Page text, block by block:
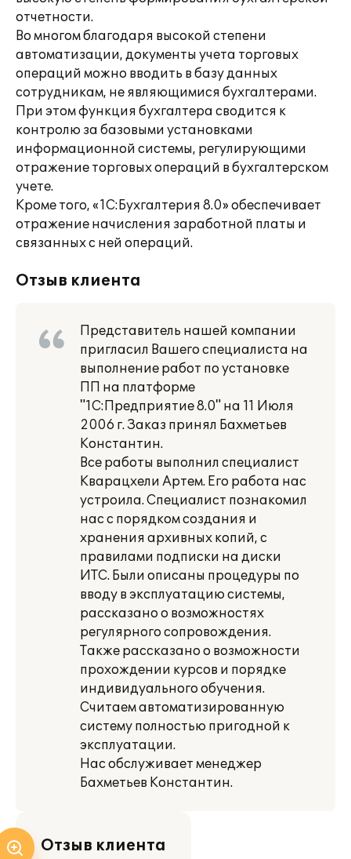
отчетности.
Во многом благодаря высокой степени
автоматизации, документы учета торговых
операций можно вводить в базу данных
сотрудникам, не являющимися бухгалтерами.
При этом функция бухгалтера сводится к
контролю за базовыми установками
информационной системы, регулирующими
отражение торговых операций в бухгалтерском
учете.
Кроме того, «1С:Бухгалтерия 8.0» обеспечивает
отражение начисления заработной платы и
связанных с ней операций.
Отзыв клиента
Представитель нашей компании
пригласил Вашего специалиста на
выполнение работ по установке
ПП на платформе
"1С:Предприятие 8.0" на 11 Июля
2006 г. Заказ принял Бахметьев
Константин.
Все работы выполнил специалист
Кварацхели Артем. Его работа нас
устроила. Специалист познакомил
нас с порядком создания и
хранения архивных копий, с
правилами подписки на диски
ИТС. Были описаны процедуры по
вводу в эксплуатацию системы,
рассказано о возможностях
регулярного сопровождения.
Также рассказано о возможности
прохождении курсов и порядке
индивидуального обучения.
Считаем автоматизированную
систему полностью пригодной к
эксплуатации.
Нас обслуживает менеджер
Бахметьев Константин.
Отзыв клиента